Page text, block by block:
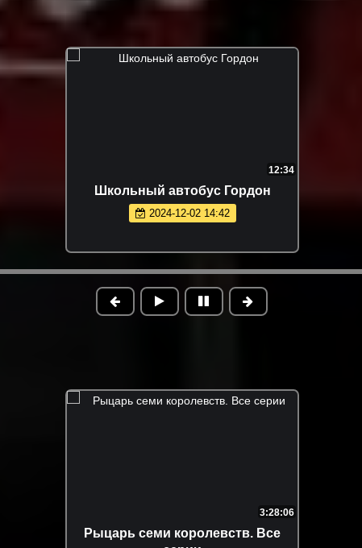
12:34
Школьный автобус Гордон
2024-12-02 14:42
3:28:06
Рыцарь семи королевств. Все